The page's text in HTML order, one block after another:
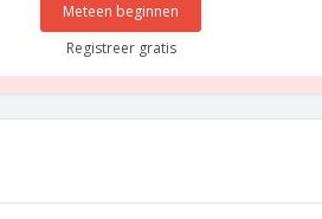
Meteen beginnen
Registreer gratis